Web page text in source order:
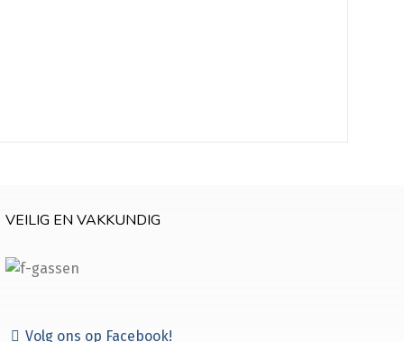
VEILIG EN VAKKUNDIG
Volg ons op Facebook!